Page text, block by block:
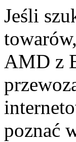
Jeśli
AMD z
poznać